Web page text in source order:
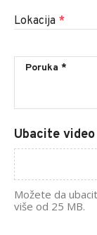
Lokacija *
Ubacite
Možete da
više od 25 MB.